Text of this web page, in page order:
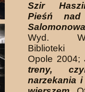
Szir
Pieśń nad
Wyd.
Biblioteki
Opole 2004;
treny,
narzekania